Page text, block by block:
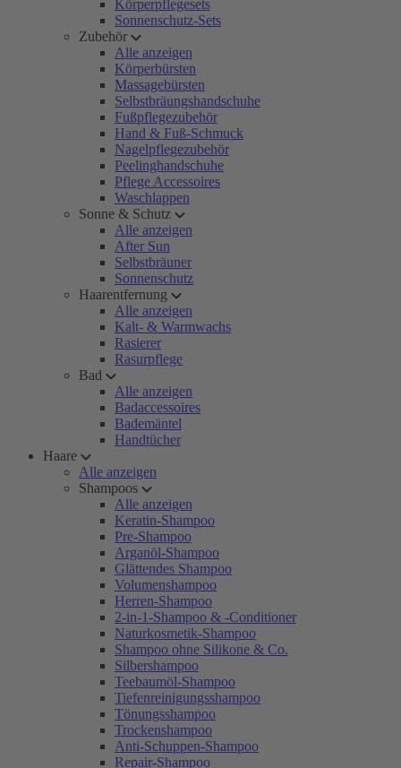
Körperpflegesets
Sonnenschutz-Sets
Zubehör
Alle anzeigen
Körperbürsten
Massagebürsten
Selbstbräungshandschuhe
Fußpflegezubehör
Hand & Fuß-Schmuck
Nagelpflegezubehör
Peelinghandschuhe
Pflege Accessoires
Waschlappen
Sonne & Schutz
Alle anzeigen
After Sun
Selbstbräuner
Sonnenschutz
Haarentfernung
Alle anzeigen
Kalt- & Warmwachs
Rasierer
Rasurpflege
Bad
Alle anzeigen
Badaccessoires
Bademäntel
Handtücher
Haare
Alle anzeigen
Shampoos
Alle anzeigen
Keratin-Shampoo
Pre-Shampoo
Arganöl-Shampoo
Glättendes Shampoo
Volumenshampoo
Herren-Shampoo
2-in-1-Shampoo & -Conditioner
Naturkosmetik-Shampoo
Shampoo ohne Silikone & Co.
Silbershampoo
Teebaumöl-Shampoo
Tiefenreinigungsshampoo
Tönungsshampoo
Trockenshampoo
Anti-Schuppen-Shampoo
Repair-Shampoo